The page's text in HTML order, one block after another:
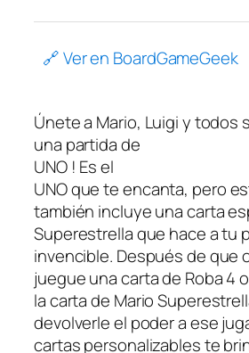
🔗 Ver en BoardGameGeek
Únete a Mario, Luigi y todos
una partida de
UNO! Es el
UNOque te encanta, pero
también incluye una carta
Superestrella que hace a tu
invencible. Después de que
juegue una carta de Roba 4
la carta de Mario
devolverle el poder a ese
cartas personalizables te